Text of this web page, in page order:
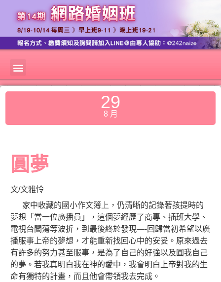
29
8 月
圓夢
文/文雅怜
家中收藏的國小作文簿上，仍清晰的記錄著孩提時的
夢想「當一位廣播員」，這個夢經歷了商專、插班大學、
電視台闖蕩等波折，到最後終於發現—-回歸當初希望以廣
播服事上帝的夢想，才能重新找回心中的安妥。原來過去
有許多的努力甚至服事，是為了自己的好強以及圓我自己
的夢。若我真明白我在神的愛中，我會明白上帝對我的生
命有獨特的計畫，而且他會帶領我去完成。